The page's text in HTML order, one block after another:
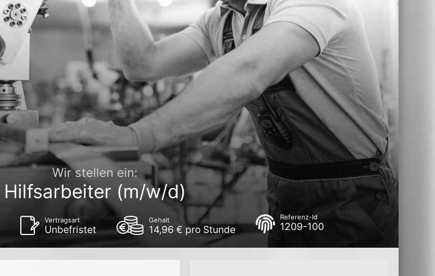
Wir stellen ein:
Hilfsarbeiter (m/w/d)
Vertragsart
Unbefristet
Gehalt
14,96 € pro Stunde
Referenz-Id
1209-100